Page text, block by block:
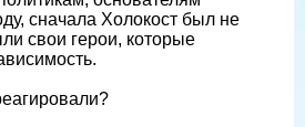
сначала Холокост был не
свои герои, которые